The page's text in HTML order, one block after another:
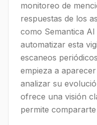
monitoreo de
respuestas de los
como Semantica
automatizar esta
escaneos
empieza a
analizar su
ofrece una visión
permite